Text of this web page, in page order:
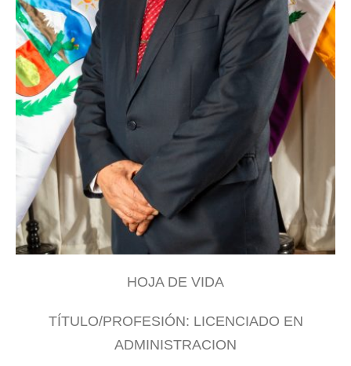
HOJA DE VIDA
TÍTULO/PROFESIÓN: LICENCIADO EN
ADMINISTRACION